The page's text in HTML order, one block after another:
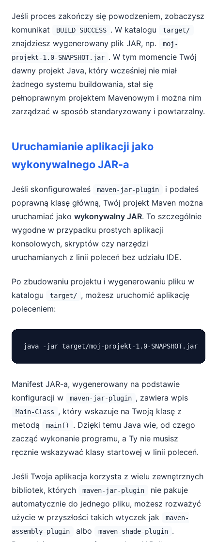
Jeśli proces zakończy się powodzeniem, zobaczysz
komunikat
BUILD SUCCESS . W katalogu target/
znajdziesz wygenerowany plik JAR, np.
moj-
projekt-1.0-SNAPSHOT.jar . W tym momencie Twój
dawny projekt Java, który wcześniej nie miał
żadnego systemu buildowania, stał się
pełnoprawnym projektem Mavenowym i można nim
zarządzać w sposób standaryzowany i powtarzalny.
Uruchamianie aplikacji jako
wykonywalnego JAR-a
Jeśli skonfigurowałeś maven-jar-plugin
i podałeś
poprawną klasę główną, Twój projekt Maven można
uruchamiać jako wykonywalny JAR. To szczególnie
wygodne w przypadku prostych aplikacji
konsolowych, skryptów czy narzędzi
uruchamianych z linii poleceń bez udziału IDE.
Po zbudowaniu projektu i wygenerowaniu pliku w
katalogu
target/ , możesz uruchomić aplikację
poleceniem:
Manifest JAR-a, wygenerowany na podstawie
konfiguracji w
maven-jar-plugin , zawiera wpis
Main-Class
, który wskazuje na Twoją klasę z
metodą
main()
. Dzięki temu Java wie, od czego
zacząć wykonanie programu, a Ty nie musisz
ręcznie wskazywać klasy startowej w linii poleceń.
Jeśli Twoja aplikacja korzysta z wielu zewnętrznych
bibliotek, których
maven-jar-plugin
nie pakuje
automatycznie do jednego pliku, możesz rozważyć
użycie w przyszłości takich wtyczek jak
maven-
assembly-plugin
albo maven-shade-plugin .